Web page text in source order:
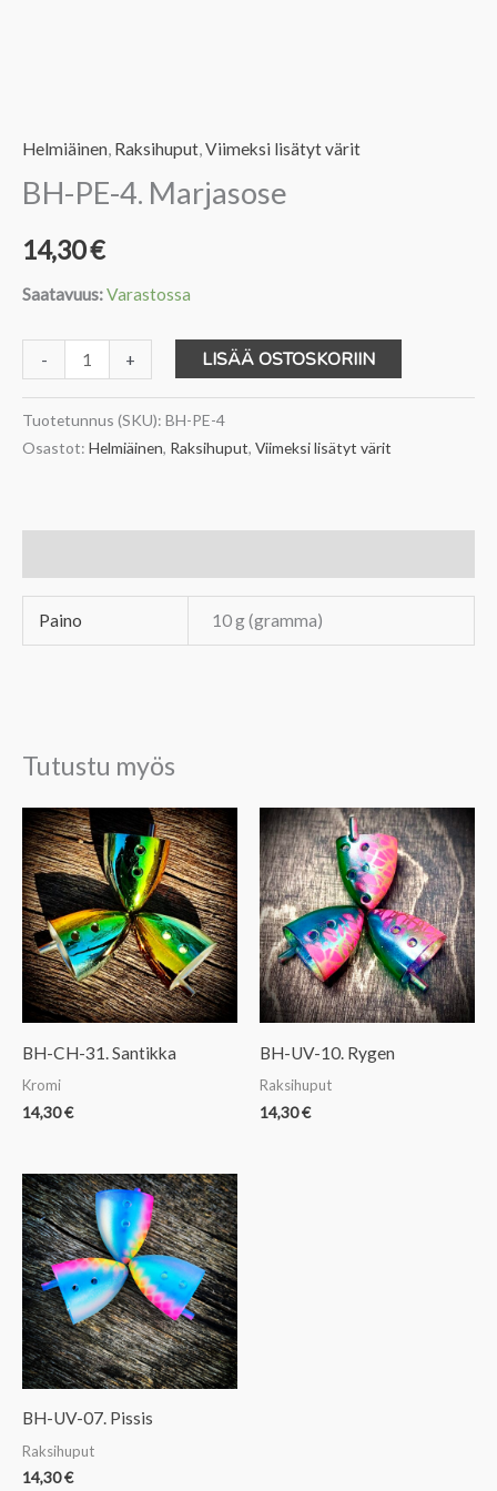
Helmiäinen, Raksihuput,Viimeksi lisätyt värit
BH-PE-4. Marjasose
14,30€
Saatavuus:Varastossa
-
PE-
4.
Marjasose
+ LISÄÄ OSTOSKORIIN
Tuotetunnus (SKU): BH-PE-4
Osastot: Helmiäinen, Raksihuput, Viimeksi lisätyt värit
Paino 10 g (gramma)
Tutustu myös
BH-CH-31. Santikka
Kromi
14,30€
BH-UV-10. Rygen
Raksihuput
14,30€
BH-UV-07. Pissis
Raksihuput
14,30€